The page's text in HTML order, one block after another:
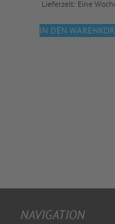
Lieferzeit: Eine
IN DEN
NAVIGATION